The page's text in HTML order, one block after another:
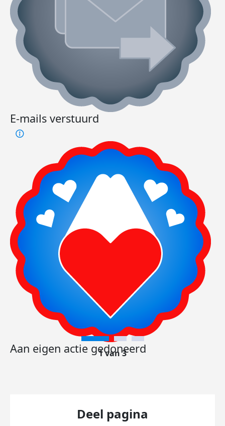
E-mails verstuurd
Aan eigen actie gedoneerd
1 van 3
Deel pagina